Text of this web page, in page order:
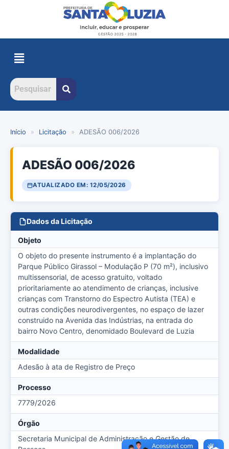
Início » Licitação » ADESÃO 006/2026
ADESÃO 006/2026
ATUALIZADO EM: 12/05/2026
Dados da Licitação
Objeto
O objeto do presente instrumento é a implantação do
Parque Público Girassol – Modulação P (70 m²), inclusivo
multissensorial, de acesso gratuito, voltado
prioritariamente ao atendimento de crianças, inclusive
crianças com Transtorno do Espectro Autista (TEA) e
outras condições neurodivergentes, no espaço de lazer
construido na Avenida das Indústrias, na entrada do
bairro Novo Centro, denomidado Boulevard de Luzia
Modalidade
Adesão à ata de Registro de Preço
Processo
7779/2026
Órgão
Secretaria Municipal de Administração e Gestão de